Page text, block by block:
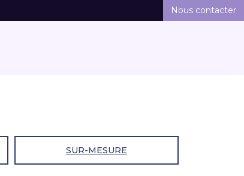
Nous contacter
SUR-MESURE